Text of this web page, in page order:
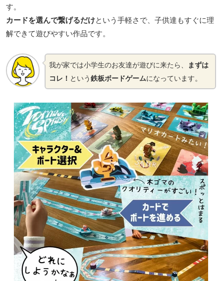
す。
カードを選んで繋げるだけという手軽さで、子供達もすぐに理
解できて遊びやすい作品です。
我が家では小学生のお友達が遊びに来たら、
まずは
コレ ！ という鉄板ボードゲームになっています。